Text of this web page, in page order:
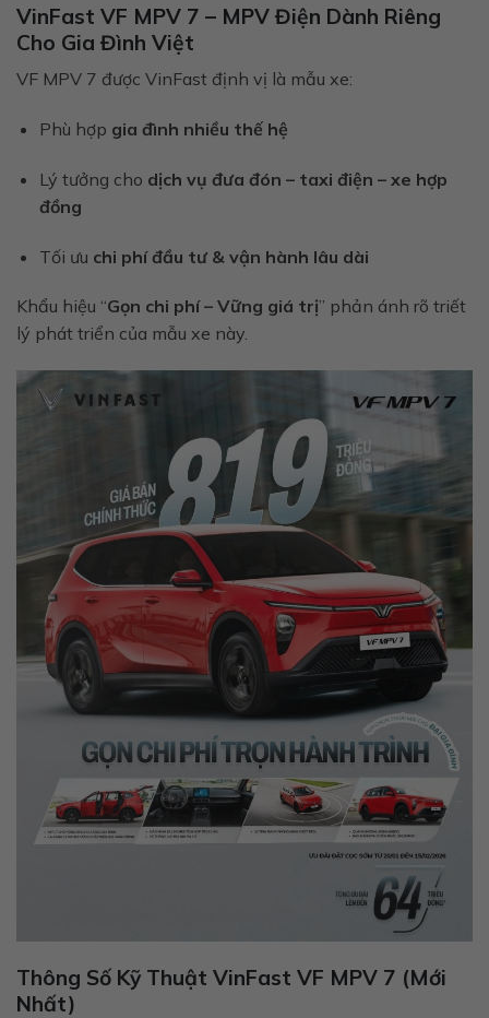
VinFast VF MPV 7 – MPV Điện Dành Riêng
Cho Gia Đình Việt
VF MPV 7 được VinFast định vị là mẫu xe:
Phù hợp gia đình nhiều thế hệ
Lý tưởng cho dịch vụ đưa đón – taxi điện – xe hợp
đồng
Tối ưu chi phí đầu tư & vận hành lâu dài
Khẩu hiệu “Gọn chi phí – Vững giá trị” phản ánh rõ triết
lý phát triển của mẫu xe này.
Thông Số Kỹ Thuật VinFast VF MPV 7 (Mới
Nhất)